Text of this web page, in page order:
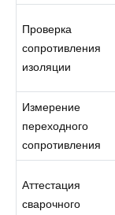
Проверка
сопротивления
изоляции
Измерение
переходного
сопротивления
Аттестация
сварочного